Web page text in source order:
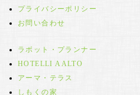
プライバシーポリシー
お問い合わせ
ラボット・プランナー
HOTELLI AALTO
アーマ・テラス
しもくの家